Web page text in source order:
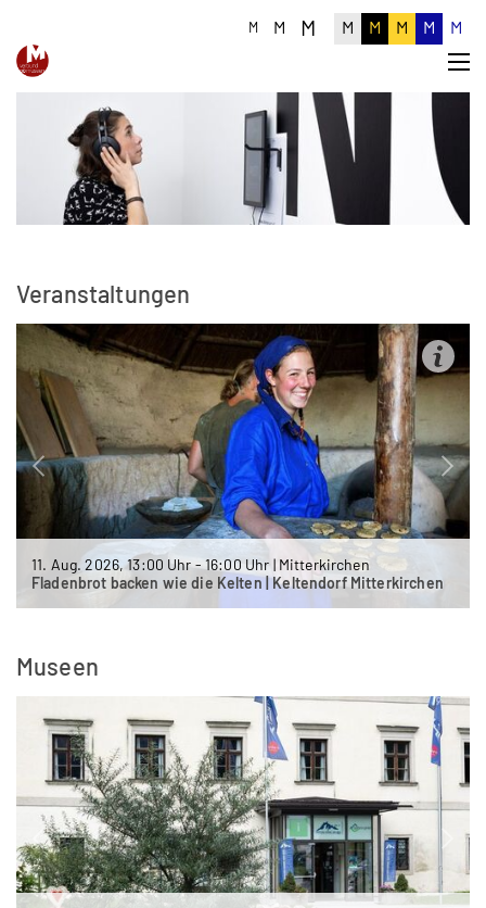
M M M M M M M M
Veranstaltungen
11. Aug. 2026, 13:00 Uhr - 16:00 Uhr | Mitterkirchen
Fladenbrot backen wie die Kelten | Keltendorf Mitterkirchen
Museen